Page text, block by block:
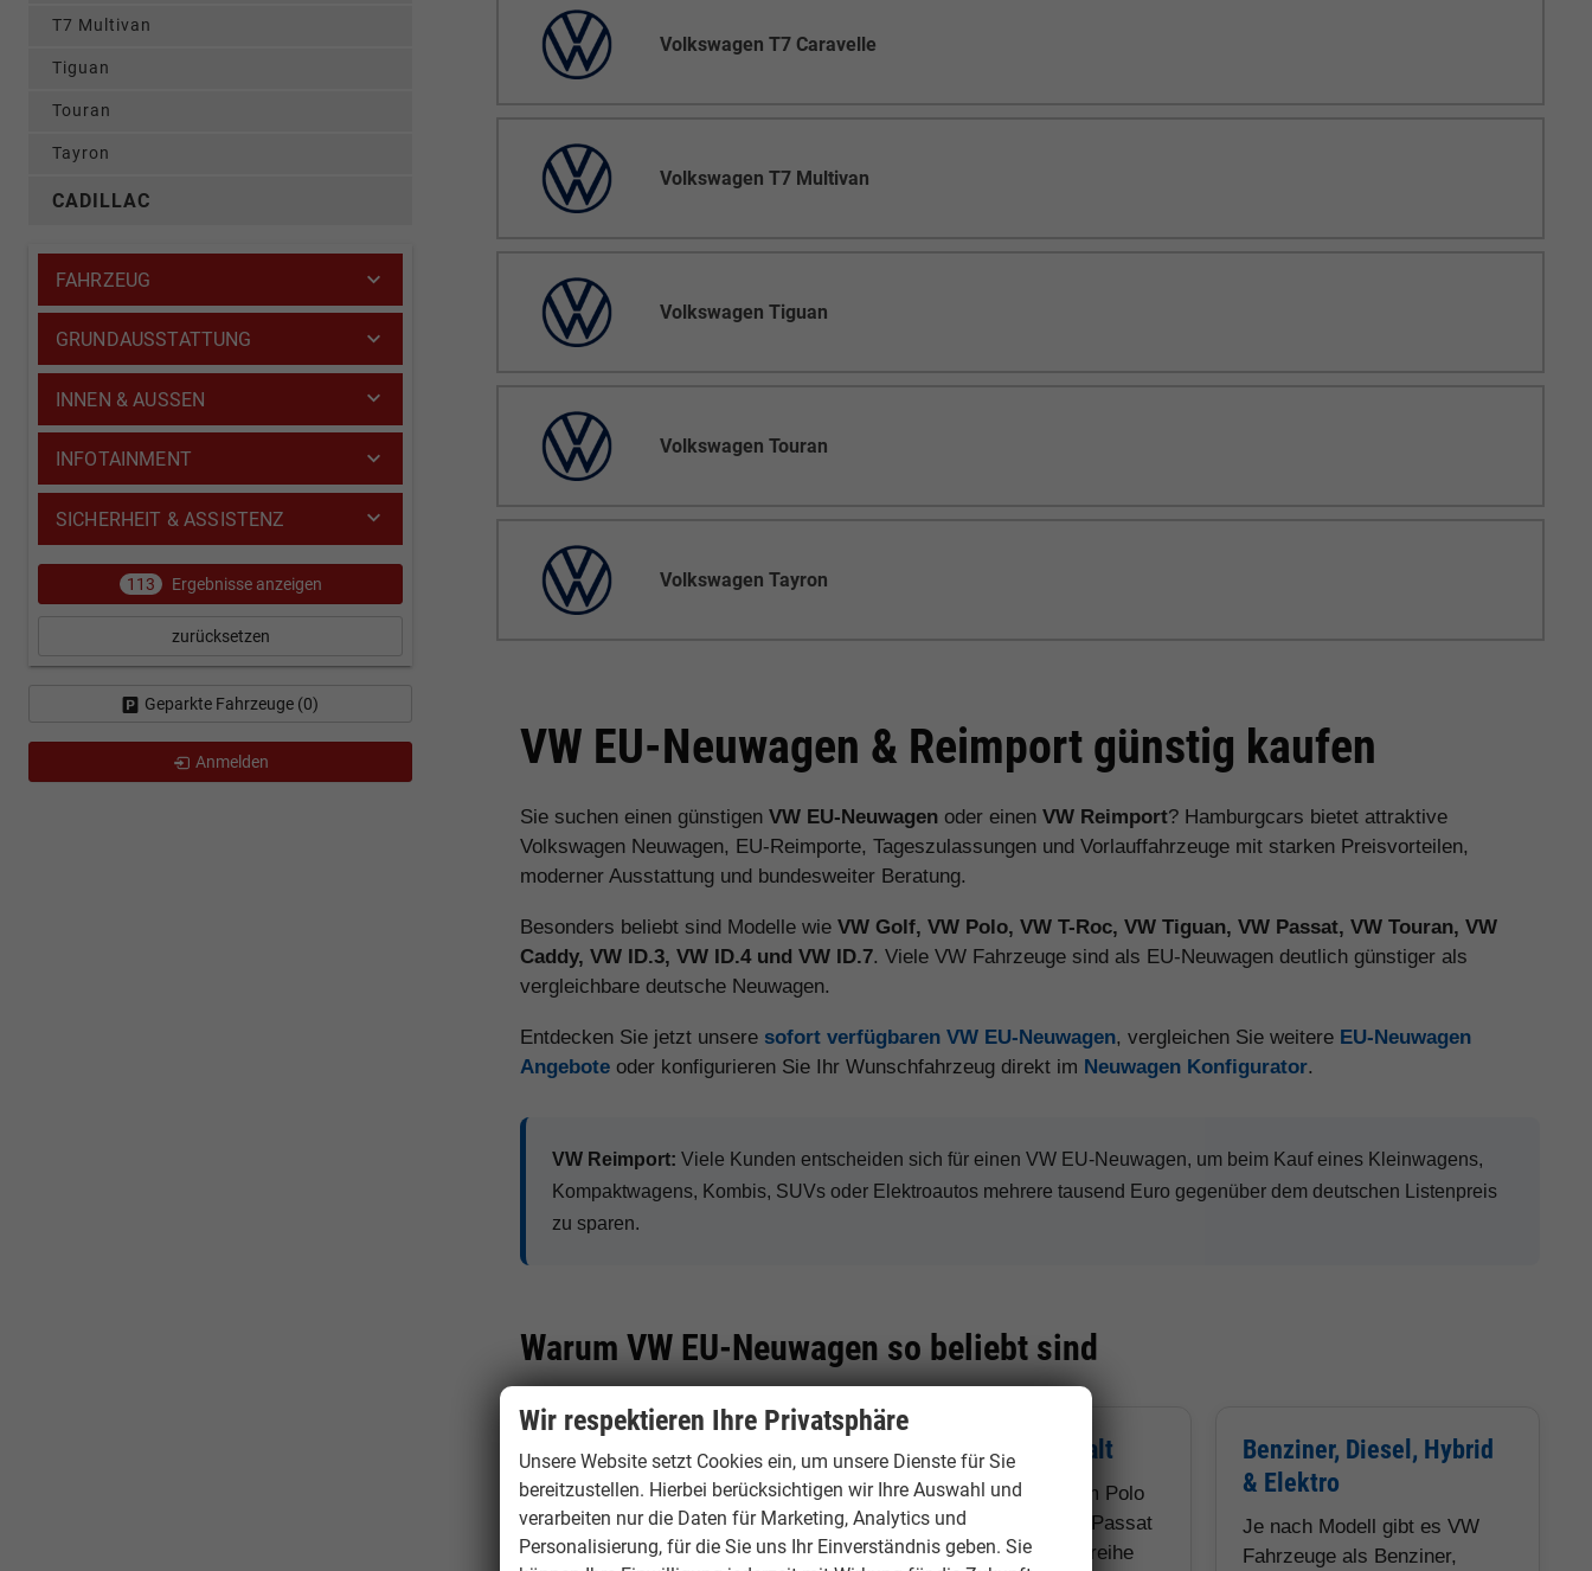
Volkswagen T7 Caravelle
Volkswagen T7 Multivan
Volkswagen Tiguan
Volkswagen Touran
Volkswagen Tayron
VW EU-Neuwagen & Reimport günstig kaufen
Sie suchen einen günstigenVW EU-Neuwagen oder einenVW Reimport? Hamburgcars bietet attraktive
Volkswagen Neuwagen, EU-Reimporte, Tageszulassungen und Vorlauffahrzeuge mit starken Preisvorteilen,
moderner Ausstattung und bundesweiter Beratung.
Besonders beliebt sind Modelle wieVW Golf, VW Polo, VW T-Roc, VW Tiguan, VW Passat, VW Touran, VW
Caddy, VW ID.3, VW ID.4 und VW ID.7. Viele VW Fahrzeuge sind als EU-Neuwagen deutlich günstiger als
vergleichbare deutsche Neuwagen.
Entdecken Sie jetzt unsere sofort verfügbaren VW EU-Neuwagen, vergleichen Sie weitere EU-Neuwagen
Angebote oder konfigurieren Sie Ihr Wunschfahrzeug direkt im Neuwagen Konfigurator.
VW Reimport: Viele Kunden entscheiden sich für einen VW EU-Neuwagen, um beim Kauf eines Kleinwagens,
Kompaktwagens, Kombis, SUVs oder Elektroautos mehrere tausend Euro gegenüber dem deutschen Listenpreis
zu sparen.
Warum VW EU-Neuwagen so beliebt sind
Hohe Preisvorteile
Je nach Modell, Ausstattung
und Verfügbarkeit sind bei VW
Reimporten deutliche Rabatte
Große Modellvielfalt
Volkswagen bietet vom Polo
über Golf, Tiguan und Passat
bis zur ID.-Elektrobaureihe
Benziner, Diesel, Hybrid
& Elektro
Je nach Modell gibt es VW
Fahrzeuge als Benziner,
T7 Multivan
Tiguan
Touran
Tayron
CADILLAC
FAHRZEUG
GRUNDAUSSTATTUNG
INNEN & AUSSEN
INFOTAINMENT
SICHERHEIT & ASSISTENZ
113 Ergebnisse anzeigen
zurücksetzen
Geparkte Fahrzeuge (0)
Anmelden
Wir respektieren Ihre Privatsphäre
Unsere Website setzt Cookies ein, um unsere Dienste für Sie
bereitzustellen. Hierbei berücksichtigen wir Ihre Auswahl und
verarbeiten nur die Daten für Marketing, Analytics und
Personalisierung, für die Sie uns Ihr Einverständnis geben. Sie